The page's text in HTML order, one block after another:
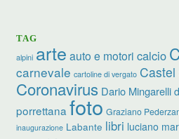
TAG
alpini arte auto e motori calcio
carnevale cartoline di vergato Castel
Coronavirus Dario Mingarelli
porrettana foto Graziano
inaugurazione Labante libri luciano